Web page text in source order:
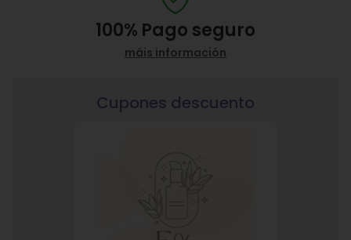
100% Pago seguro
máis información
Cupones descuento